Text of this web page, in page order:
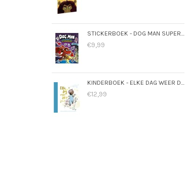
STICKERBOEK - DOG MAN SUPERMAATJES
€9,99
KINDERBOEK - ELKE DAG WEER DOL OP JOU
€12,99